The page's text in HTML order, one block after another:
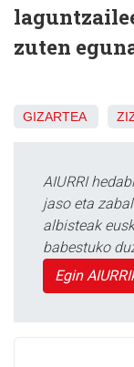
zuten
GIZARTEA
AIURRI
jaso eta
albisteak
babestuko
Egin